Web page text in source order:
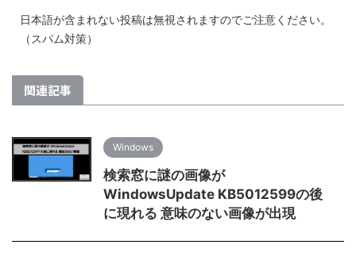
日本語が含まれない投稿は無視されますのでご注意ください。
（スパム対策）
関連記事
Windows
検索窓に謎の画像が
WindowsUpdate KB5012599の後
に現れる 意味のない画像が出現